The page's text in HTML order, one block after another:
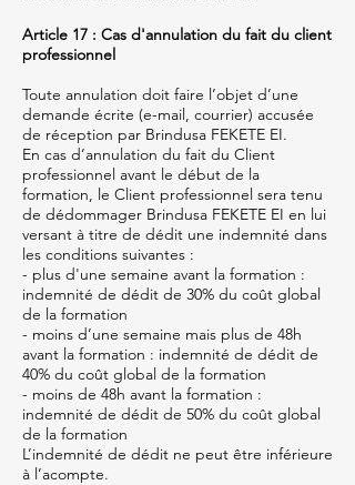
Article 17 : Cas d'annulation du fait du client
professionnel
Toute annulation doit faire l’objet d’une
demande écrite (e-mail, courrier) accusée
de réception par Brindusa FEKETE EI.
En cas d’annulation du fait du Client
professionnel avant le début de la
formation, le Client professionnel sera tenu
de dédommager Brindusa FEKETE EI en lui
versant à titre de dédit une indemnité dans
les conditions suivantes :
- plus d'une semaine avant la formation :
indemnité de dédit de 30% du coût global
de la formation
- moins d’une semaine mais plus de 48h
avant la formation : indemnité de dédit de
40% du coût global de la formation
- moins de 48h avant la formation :
indemnité de dédit de 50% du coût global
de la formation
L’indemnité de dédit ne peut être inférieure
à l’acompte.